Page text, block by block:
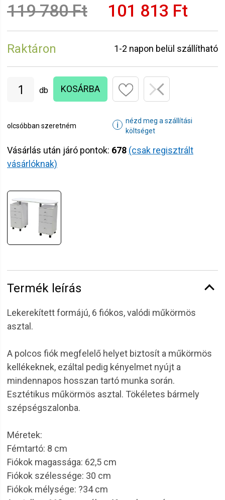
119 780 Ft 101 813 Ft
Raktáron 1-2 napon belül szállítható
db KOSÁRBA
olcsóbban szeretném ℹ
nézd meg a szállítási
költséget
Vásárlás után járó pontok: 678 (csak regisztrált
vásárlóknak)
Termék leírás
Lekerekített formájú, 6 fiókos, valódi műkörmös
asztal.
A polcos fiók megfelelő helyet biztosít a műkörmös
kellékeknek, ezáltal pedig kényelmet nyújt a
mindennapos hosszan tartó munka során.
Esztétikus műkörmös asztal. Tökéletes bármely
szépségszalonba.
Méretek:
Fémtartó: 8 cm
Fiókok magassága: 62,5 cm
Fiókok szélessége: 30 cm
Fiókok mélysége: ?34 cm